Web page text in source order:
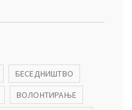
БЕСЕДНИШТВО
ВОЛОНТИРАЊЕ